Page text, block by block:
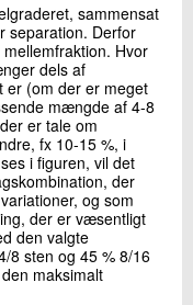
sammensat
separation. Derfor
Hvor
dels af
er (om der er meget
mængde af 4-8
er tale om
fx 10-15 %, i
i figuren, vil det
der
og som
der er væsentligt
den valgte
8 sten og 45 % 8/16
maksimalt